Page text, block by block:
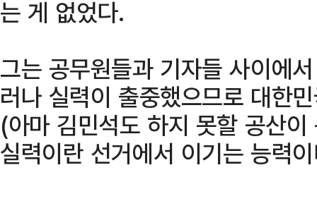
는 게 없었다.
그는 공무원들과 기자들 사이에
러나 실력이 출중했으므로 대한
(아마 김민석도 하지 못할 공산
실력이란 선거에서 이기는 능력